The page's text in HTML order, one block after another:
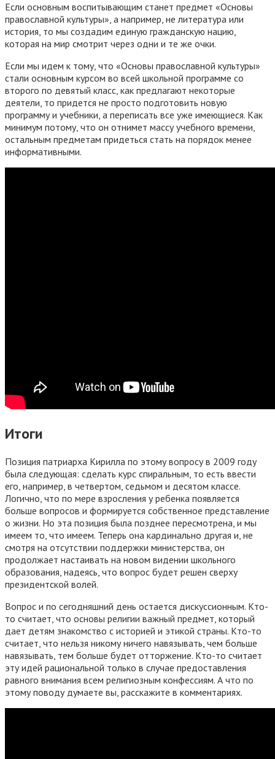
Если основным воспитывающим станет предмет «Основы
православной культуры», а например, не литература или
история, то мы создадим единую гражданскую нацию,
которая на мир смотрит через одни и те же очки.
Если мы идем к тому, что «Основы православной культуры»
стали основным курсом во всей школьной программе со
второго по девятый класс, как предлагают некоторые
деятели, то придется не просто подготовить новую
программу и учебники, а переписать все уже имеющиеся. Как
минимум потому, что он отнимет массу учебного времени,
остальным предметам придеться стать на порядок менее
информативными.
Итоги
Позиция патриарха Кирилла по этому вопросу в 2009 году
была следующая: сделать курс спиральным, то есть ввести
его, например, в четвертом, седьмом и десятом классе.
Логично, что по мере взросления у ребенка появляется
больше вопросов и формируется собственное представление
о жизни. Но эта позиция была позднее пересмотрена, и мы
имеем то, что имеем. Теперь она кардинально другая и, не
смотря на отсутствии поддержки министерства, он
продолжает настаивать на новом видении школьного
образования, надеясь, что вопрос будет решен сверху
президентской волей.
Вопрос и по сегодняшний день остается дискуссионным. Кто-
то считает, что основы религии важный предмет, который
дает детям знакомство с историей и этикой страны. Кто-то
считает, что нельзя никому ничего навязывать, чем больше
навязывать, тем больше будет отторжение. Кто-то считает
эту идей рациональной только в случае предоставления
равного внимания всем религиозным конфессиям. А что по
этому поводу думаете вы, расскажите в комментариях.